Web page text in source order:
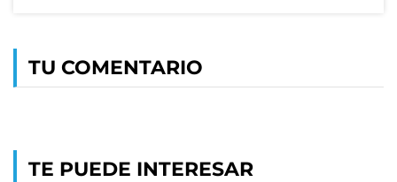
TU COMENTARIO
TE PUEDE INTERESAR